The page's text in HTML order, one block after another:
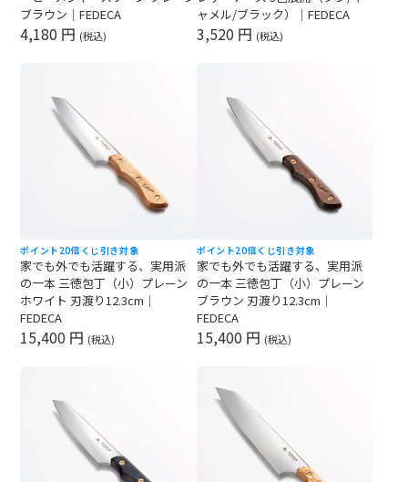
ブラウン｜FEDECA
4,180 円 (税込)
ャメル/ブラック）｜FEDECA
3,520 円 (税込)
ポイント20倍 くじ引き対象
家でも外でも活躍する、実用派
の一本 三徳包丁（小）プレーン
ホワイト 刃渡り12.3cm｜
FEDECA
15,400 円 (税込)
ポイント20倍 くじ引き対象
家でも外でも活躍する、実用派
の一本 三徳包丁（小）プレーン
ブラウン 刃渡り12.3cm｜
FEDECA
15,400 円 (税込)